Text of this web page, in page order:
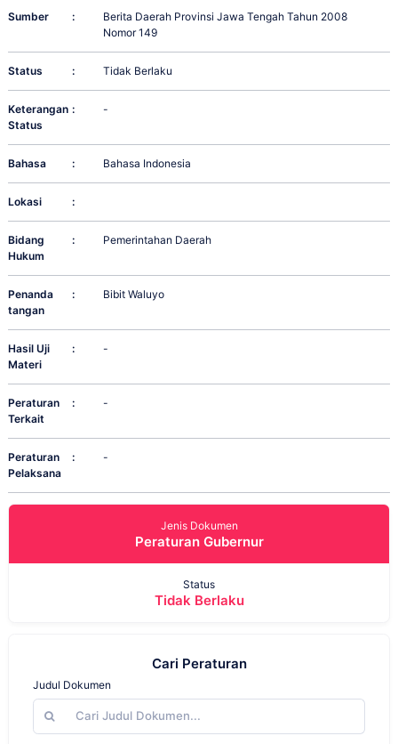
Sumber :
Berita Daerah Provinsi Jawa Tengah Tahun 2008
Nomor 149
Status : Tidak Berlaku
Keterangan
Status
: -
Bahasa : Bahasa Indonesia
Lokasi :
Bidang
Hukum
: Pemerintahan Daerah
Penanda
tangan
: Bibit Waluyo
Hasil Uji
Materi
: -
Peraturan
Terkait
: -
Peraturan
Pelaksana
: -
Jenis Dokumen
Peraturan Gubernur
Status
Tidak Berlaku
Cari Peraturan
Judul Dokumen